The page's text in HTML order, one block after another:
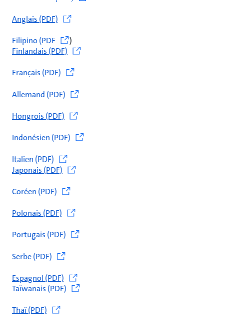
Anglais (PDF)
Filipino (PDF
)
Finlandais (PDF)
Français (PDF)
Allemand (PDF)
Hongrois (PDF)
Indonésien (PDF)
Italien (PDF)
Japonais (PDF)
Coréen (PDF)
Polonais (PDF)
Portugais (PDF)
Serbe (PDF)
Espagnol (PDF)
Taïwanais (PDF)
Thaï (PDF)